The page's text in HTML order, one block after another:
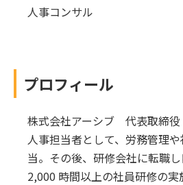
人事コンサル
プロフィール
株式会社アーシブ 代表取締役
人事担当者として、労務管理
当。その後、研修会社に転職
2,000 時間以上の社員研修の